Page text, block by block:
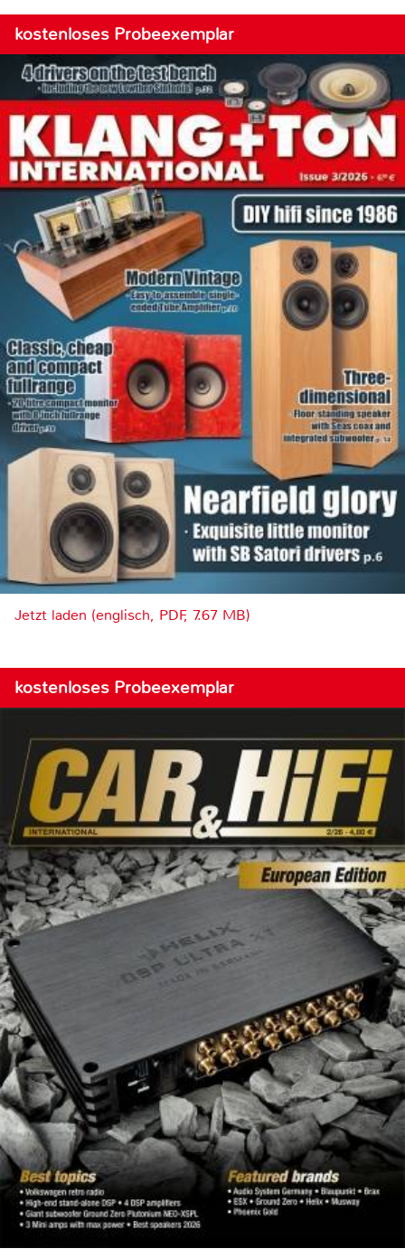
kostenloses Probeexemplar
Jetzt laden (englisch, PDF, 7.67 MB)
kostenloses Probeexemplar